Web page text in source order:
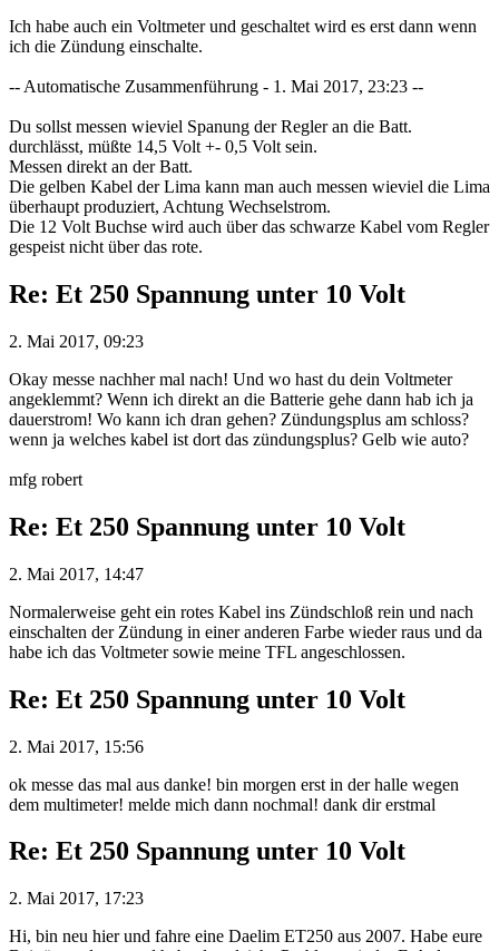
Ich habe auch ein Voltmeter und geschaltet wird es erst dann wenn
ich die Zündung einschalte.
-- Automatische Zusammenführung - 1. Mai 2017, 23:23 --
Du sollst messen wieviel Spanung der Regler an die Batt.
durchlässt, müßte 14,5 Volt +- 0,5 Volt sein.
Messen direkt an der Batt.
Die gelben Kabel der Lima kann man auch messen wieviel die Lima
überhaupt produziert, Achtung Wechselstrom.
Die 12 Volt Buchse wird auch über das schwarze Kabel vom Regler
gespeist nicht über das rote.
Re: Et 250 Spannung unter 10 Volt
2. Mai 2017, 09:23
Okay messe nachher mal nach! Und wo hast du dein Voltmeter
angeklemmt? Wenn ich direkt an die Batterie gehe dann hab ich ja
dauerstrom! Wo kann ich dran gehen? Zündungsplus am schloss?
wenn ja welches kabel ist dort das zündungsplus? Gelb wie auto?
mfg robert
Re: Et 250 Spannung unter 10 Volt
2. Mai 2017, 14:47
Normalerweise geht ein rotes Kabel ins Zündschloß rein und nach
einschalten der Zündung in einer anderen Farbe wieder raus und da
habe ich das Voltmeter sowie meine TFL angeschlossen.
Re: Et 250 Spannung unter 10 Volt
2. Mai 2017, 15:56
ok messe das mal aus danke! bin morgen erst in der halle wegen
dem multimeter! melde mich dann nochmal! dank dir erstmal
Re: Et 250 Spannung unter 10 Volt
2. Mai 2017, 17:23
Hi, bin neu hier und fahre eine Daelim ET250 aus 2007. Habe eure